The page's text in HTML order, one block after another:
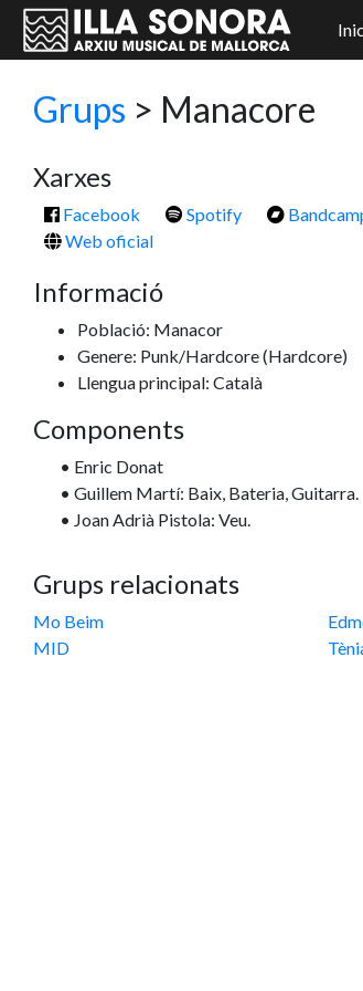
Grups > Manacore
Xarxes
Facebook Spotify
Web oficial
Informació
Població: Manacor
Genere: Punk/Hardcore(Hardcore)
Llengua principal: Català
Components
• Enric Donat
• Guillem Martí: Baix, Bateria, Guitarra.
• Joan Adrià Pistola: Veu.
Grups relacionats
Mo Beim
MID